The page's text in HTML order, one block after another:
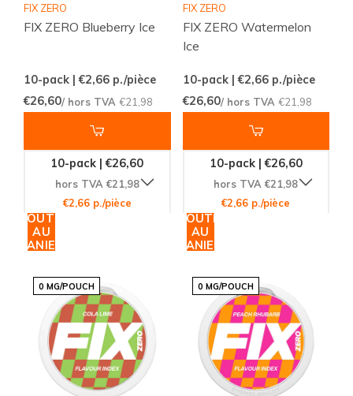
FIX ZERO
FIX ZERO Blueberry Ice
10-pack | €2,66 p./pièce
€26,60/ hors TVA €21,98
10-pack | €26,60
hors TVA €21,98
€2,66 p./pièce
AJOUTER
AU
PANIER
FIX ZERO
FIX ZERO Watermelon
Ice
10-pack | €2,66p./pièce
€26,60/ hors TVA €21,98
10-pack | €26,60
hors TVA €21,98
€2,66 p./pièce
AJOUTER
AU
PANIER
0 MG/POUCH 0 MG/POUCH